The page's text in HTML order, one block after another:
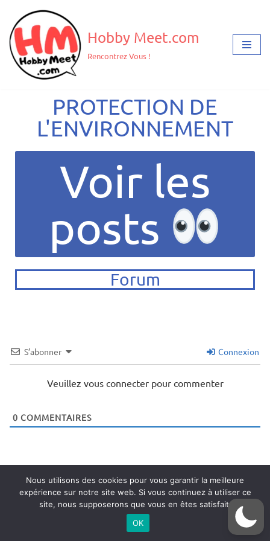
Aller
au
contenu
Hobby Meet.com
Rencontrez Vous !
PROTECTION DE
L'ENVIRONNEMENT
Voir les
posts
Forum
S’abonner Connexion
Veuillez vous connecter pour commenter
0 COMMENTAIRES
Nous utilisons des cookies pour vous garantir la meilleure
expérience sur notre site web. Si vous continuez à utiliser ce
site, nous supposerons que vous en êtes satisfait.
OK